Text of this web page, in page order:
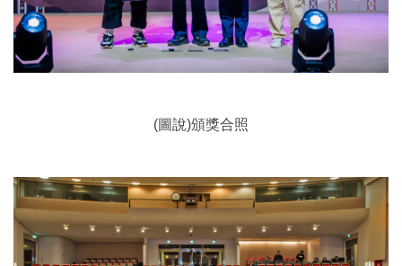
(圖說)頒獎合照